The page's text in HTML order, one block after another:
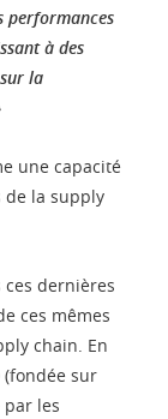
performances
à des
la
une capacité
la supply
ces dernières
ces mêmes
chain. En
sur
par les